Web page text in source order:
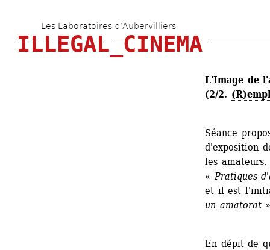
au
contenu
Les Laboratoires d’Aubervilliers
ILLEGAL_CINEMA
L'Image de
(2/2.
Séance
d'exposition
les
« Pratiques
et il est
un amatorat
En dépit de